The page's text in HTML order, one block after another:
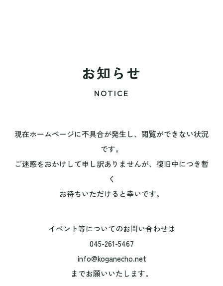
お知らせ
NOTICE
現在ホームページに不具合が発生し、閲覧ができない状況
です。
ご迷惑をおかけして申し訳ありませんが、復旧中につき暫
く
お待ちいただけると幸いです。
イベント等についてのお問い合わせは
045-261-5467
info@koganecho.net
までお願いいたします。